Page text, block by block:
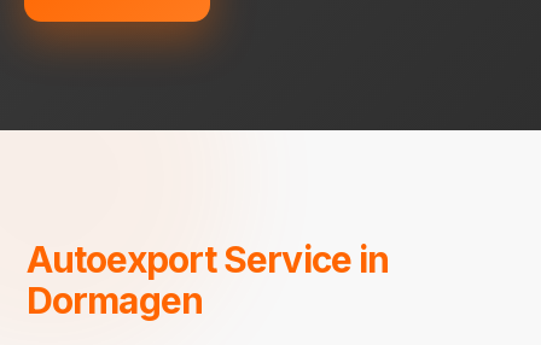
Autoexport Service in
Dormagen